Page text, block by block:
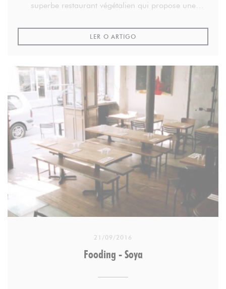
superbe restaurant végétalien qui propose une
Une cuisine saine, végétale et biologique
Depuis longtemps, Christel Dhuit s’intéresse à
l’alimentation végétale et biologique. Élevée à la
campagne, dans le Loiret, elle garde en mémoire
les bons légumes du potager familial. Après avoir
vécu pendant huit ans en Nouvelle-Zélande où elle
découvre une autre manière de cuisiner, elle décide
d’ouvrir son propre restaurant à Paris. Elle rachète
et rénove d’anciens ateliers au charme indéniable,
dans le XIe arrondissement, et accueille ses
premiers clients à l’automne 2007. « Les débuts
furent particulièrement intenses mais, aujourd’hui,
proposer une carte très variée » explique la
LER O ARTIGO((ABRE NUMA NOVA
21/09/2016
Fooding - Soya